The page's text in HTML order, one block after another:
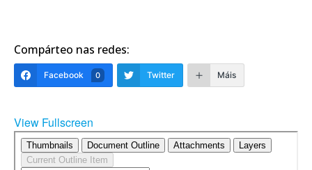
Compárteo nas redes:
Facebook 0 Twitter Máis
View Fullscreen